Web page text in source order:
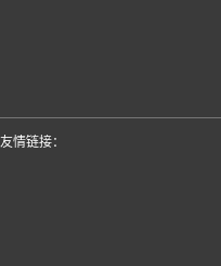
友情链接：